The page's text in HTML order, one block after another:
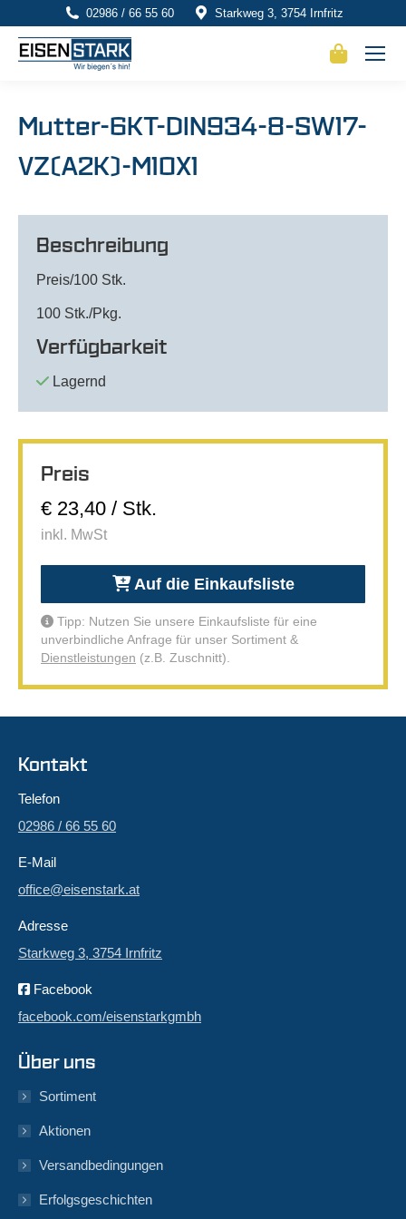
02986 / 66 55 60 Starkweg 3, 3754 Irnfritz
Mutter-6KT-DIN934-8-SW17-
VZ(A2K)-M10X1
Beschreibung
Preis/100 Stk.
100 Stk./Pkg.
Verfügbarkeit
Lagernd
Preis
€ 23,40 / Stk.
inkl. MwSt
Auf die Einkaufsliste
Tipp: Nutzen Sie unsere Einkaufsliste für eine
unverbindliche Anfrage für unser Sortiment &
Dienstleistungen (z.B. Zuschnitt).
Kontakt
Telefon
02986 / 66 55 60
E-Mail
office@eisenstark.at
Adresse
Starkweg 3, 3754 Irnfritz
Facebook
facebook.com/eisenstarkgmbh
Über uns
Sortiment
Aktionen
Versandbedingungen
Erfolgsgeschichten